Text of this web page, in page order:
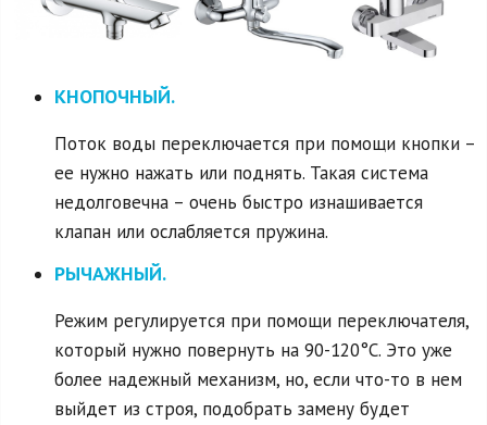
КНОПОЧНЫЙ.
Поток воды переключается при помощи кнопки –
ее нужно нажать или поднять. Такая система
недолговечна – очень быстро изнашивается
клапан или ослабляется пружина.
РЫЧАЖНЫЙ.
Режим регулируется при помощи переключателя,
который нужно повернуть на 90-120°C. Это уже
более надежный механизм, но, если что-то в нем
выйдет из строя, подобрать замену будет